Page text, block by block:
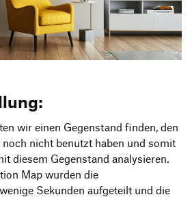
M.A.
wir einen Gegenstand finden, den
nicht benutzt haben und somit
diesem Gegenstand analysieren.
Map wurden die
Sekunden aufgeteilt und die